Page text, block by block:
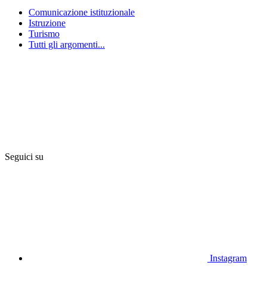
Comunicazione istituzionale
Istruzione
Turismo
Tutti gli argomenti...
Seguici su
Instagram